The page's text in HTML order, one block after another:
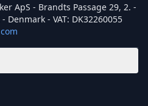
ApS - Brandts Passage 29, 2. -
Denmark - VAT: DK32260055